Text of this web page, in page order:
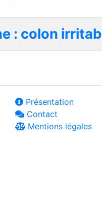
: colon
Présentation
Contact
Mentions légales